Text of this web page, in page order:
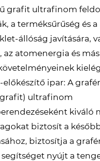
grafit ultrafinom
a terméksűrűség és
állóság javítására,
az atomenergia és
előkészítő ipar: A
ultrafinom
kiváló
biztosít a
biztosítja a
nyújt a